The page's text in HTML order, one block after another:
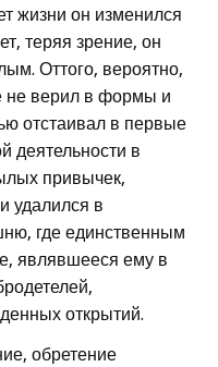
жизни он изменился
теряя зрение, он
Оттого, вероятно,
не верил в формы и
отстаивал в первые
деятельности в
привычек,
удалился в
где единственным
являвшееся ему в
открытий.
обретение